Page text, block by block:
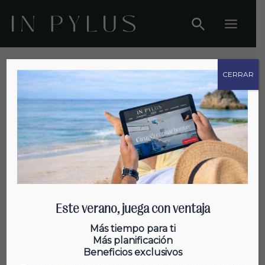
contenido
Menu
Curiosidades sobre el cabello
Diabetes y caída del pelo
Este verano, juega con ventaja
Más tiempo para ti
Más planificación
Beneficios exclusivos
CERRAR